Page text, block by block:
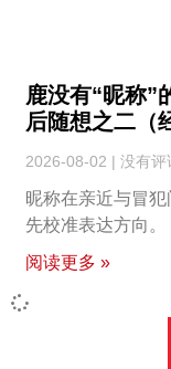
鹿没有“昵称
后随想之二（
2026-08-02 没有评
昵称在亲近与冒犯
先校准表达方向。
阅读更多 »